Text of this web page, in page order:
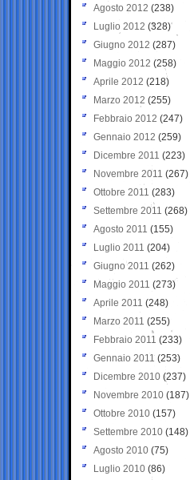
Agosto 2012 (238)
Luglio 2012 (328)
Giugno 2012 (287)
Maggio 2012 (258)
Aprile 2012 (218)
Marzo 2012 (255)
Febbraio 2012 (247)
Gennaio 2012 (259)
Dicembre 2011 (223)
Novembre 2011 (267)
Ottobre 2011 (283)
Settembre 2011 (268)
Agosto 2011 (155)
Luglio 2011 (204)
Giugno 2011 (262)
Maggio 2011 (273)
Aprile 2011 (248)
Marzo 2011 (255)
Febbraio 2011 (233)
Gennaio 2011 (253)
Dicembre 2010 (237)
Novembre 2010 (187)
Ottobre 2010 (157)
Settembre 2010 (148)
Agosto 2010 (75)
Luglio 2010 (86)